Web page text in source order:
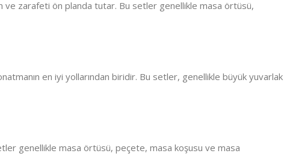
zarafeti ön planda tutar. Bu setler genellikle masa örtüsü,
en iyi yollarından biridir. Bu setler, genellikle büyük yuvarlak
genellikle masa örtüsü, peçete, masa koşusu ve masa